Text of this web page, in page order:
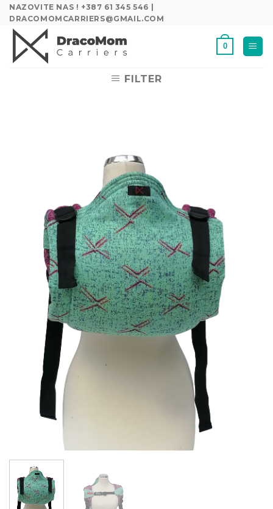
Skip
content
NAZOVITE NAS ! +387 61 345 546 |
DRACOMOMCARRIERS@GMAIL.COM
0
FILTER